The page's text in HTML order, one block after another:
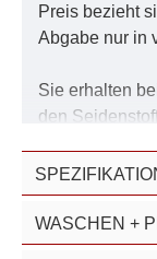
Preis bezieht
Abgabe nur in
Sie erhalten
den
der Suche
WASCHEN +